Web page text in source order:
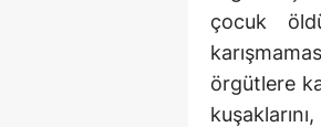
çocuk
örgütlere